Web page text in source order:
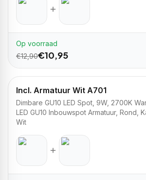
Op voorraad
€12,90€10,95
Incl. Armatuur Wit A701
Dimbare GU10 LED Spot, 9W, 2700K
LED GU10 Inbouwspot Armatuur, Rond,
Wit